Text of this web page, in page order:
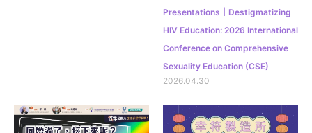
Presentations｜Destigmatizing
HIV Education: 2026 International
Conference on Comprehensive
Sexuality Education (CSE)
2026.04.30